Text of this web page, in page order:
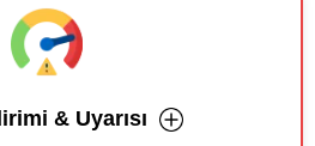
& Uyarısı